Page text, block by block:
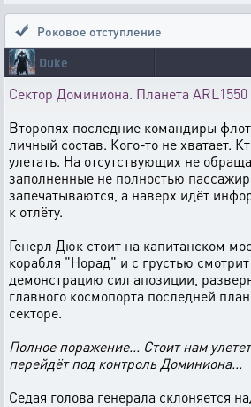
Роковое отступление
Duke
Сектор Доминиона. Планета ARL1550
Второпях последние командиры
личный состав. Кого-то не хватает.
улетать. На отсутствующих не
заполненные не полностью
запечатываются, а наверх идёт
к отлёту.
Генерл Дюк стоит на капитанском
корабля "Норад" и с грустью
демонстрацию сил апозиции,
главного космопорта последней
секторе.
Полное поражение... Стоит нам
перейдёт под контроль Доминиона...
Седая голова генерала склоняется